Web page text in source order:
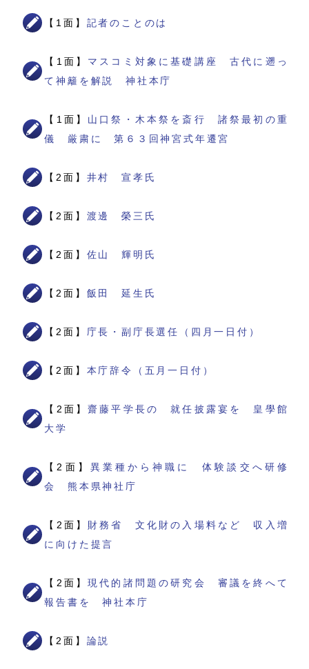
【1面】 記者のことのは
【1面】 マスコミ対象に基礎講座 古代に遡っ
て神籬を解説 神社本庁
【1面】 山口祭・木本祭を斎行 諸祭最初の重
儀 厳粛に 第６３回神宮式年遷宮
【2面】 井村 宣孝氏
【2面】 渡邊 榮三氏
【2面】 佐山 輝明氏
【2面】 飯田 延生氏
【2面】 庁長・副庁長選任（四月一日付）
【2面】 本庁辞令（五月一日付）
【2面】齋藤平学長の 就任披露宴を 皇學館
大学
【2面】 異業種から神職に 体験談交へ研修
会 熊本県神社庁
【2面】 財務省 文化財の入場料など 収入増
に向けた提言
【2面】現代的諸問題の研究会 審議を終へて
報告書を 神社本庁
【2面】 論説